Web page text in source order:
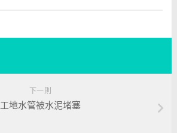
下一則
工地水管被水泥堵塞